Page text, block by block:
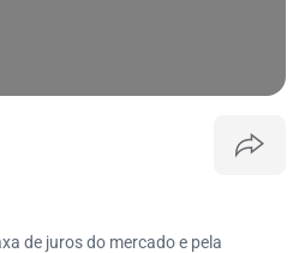
de juros do mercado e pela